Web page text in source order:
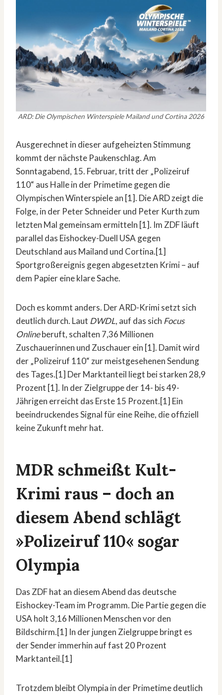
ARD: Die Olympischen Winterspiele Mailand und Cortina 2026
Ausgerechnet in dieser aufgeheizten Stimmung
kommt der nächste Paukenschlag. Am
Sonntagabend, 15. Februar, tritt der „Polizeiruf
110“ aus Halle in der Primetime gegen die
Olympischen Winterspiele an [1]. Die ARD zeigt die
Folge, in der Peter Schneider und Peter Kurth zum
letzten Mal gemeinsam ermitteln [1]. Im ZDF läuft
parallel das Eishockey-Duell USA gegen
Deutschland aus Mailand und Cortina.[1]
Sportgroßereignis gegen abgesetzten Krimi – auf
dem Papier eine klare Sache.
Doch es kommt anders. Der ARD-Krimi setzt sich
deutlich durch. Laut DWDL, auf das sich Focus
Onlineberuft, schalten 7,36 Millionen
Zuschauerinnen und Zuschauer ein [1]. Damit wird
der „Polizeiruf 110“ zur meistgesehenen Sendung
des Tages.[1] Der Marktanteil liegt bei starken 28,9
Prozent [1]. In der Zielgruppe der 14- bis 49-
Jährigen erreicht das Erste 15 Prozent.[1] Ein
beeindruckendes Signal für eine Reihe, die offiziell
keine Zukunft mehr hat.
MDR schmeißt Kult-
Krimi raus – doch an
diesem Abend schlägt
»Polizeiruf 110« sogar
Olympia
Das ZDF hat an diesem Abend das deutsche
Eishockey-Team im Programm. Die Partie gegen die
USA holt 3,16 Millionen Menschen vor den
Bildschirm.[1] In der jungen Zielgruppe bringt es
der Sender immerhin auf fast 20 Prozent
Marktanteil.[1]
Trotzdem bleibt Olympia in der Primetime deutlich